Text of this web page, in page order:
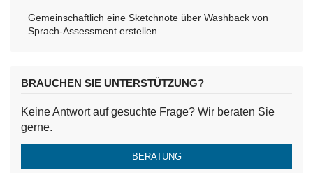
Gemeinschaftlich eine Sketchnote über Washback von
Sprach-Assessment erstellen
BRAUCHEN SIE UNTERSTÜTZUNG?
Keine Antwort auf gesuchte Frage? Wir beraten Sie
gerne.
BERATUNG